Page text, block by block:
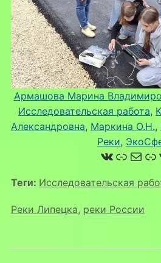
Армашова Марина
Исследовательская работа,
Александровна, Маркина О.Н.,
Реки,
Теги: Исследовательская
Реки Липецка, реки России